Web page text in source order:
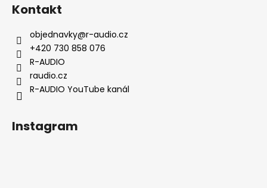
Kontakt
objednavky@r-audio.cz
+420 730 858 076
R-AUDIO
raudio.cz
R-AUDIO YouTube kanál
Instagram